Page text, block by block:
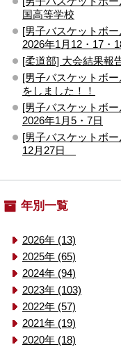
国高等学校
[男子バスケットボ
2026年1月12・17・
[柔道部] 大会結果報
[男子バスケットボ
をしました！！
[男子バスケットボ
2026年1月5・7日
[男子バスケットボ
12月27日
年別一覧
2026年 (13)
2025年 (65)
2024年 (94)
2023年 (103)
2022年 (57)
2021年 (19)
2020年 (18)